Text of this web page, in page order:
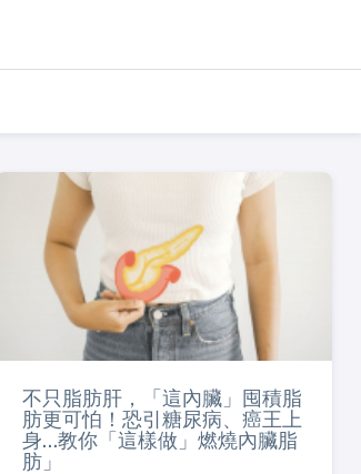
不只脂肪肝，「這內臟」囤積脂
肪更可怕！恐引糖尿病、癌王上
身...教你「這樣做」燃燒內臟脂
肪」